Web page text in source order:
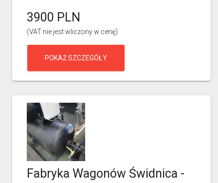
3900 PLN
(VAT nie jest wliczony w cenę)
POKAŻ SZCZEGÓŁY
Fabryka Wagonów Świdnica -